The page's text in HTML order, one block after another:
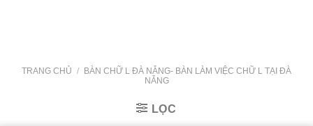
TRANG CHỦ /
BÀN CHỮ L ĐÀ NẴNG- BÀN LÀM VIỆC CHỮ L TẠI ĐÀ
NẴNG
LỌC